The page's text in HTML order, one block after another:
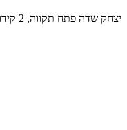
יצחק שדה פתח תקווה, 2 קידוחי פיאזומטר לעומק של 26 מטר